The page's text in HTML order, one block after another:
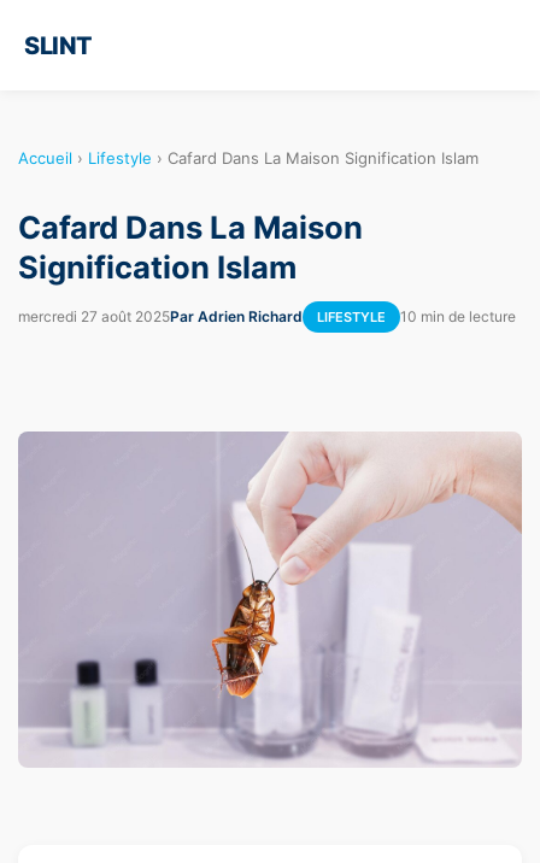
SLINT
Accueil › Lifestyle › Cafard Dans La Maison Signification Islam
Cafard Dans La Maison
Signification Islam
mercredi 27 août 2025Par Adrien Richard LIFESTYLE 10 min de lecture